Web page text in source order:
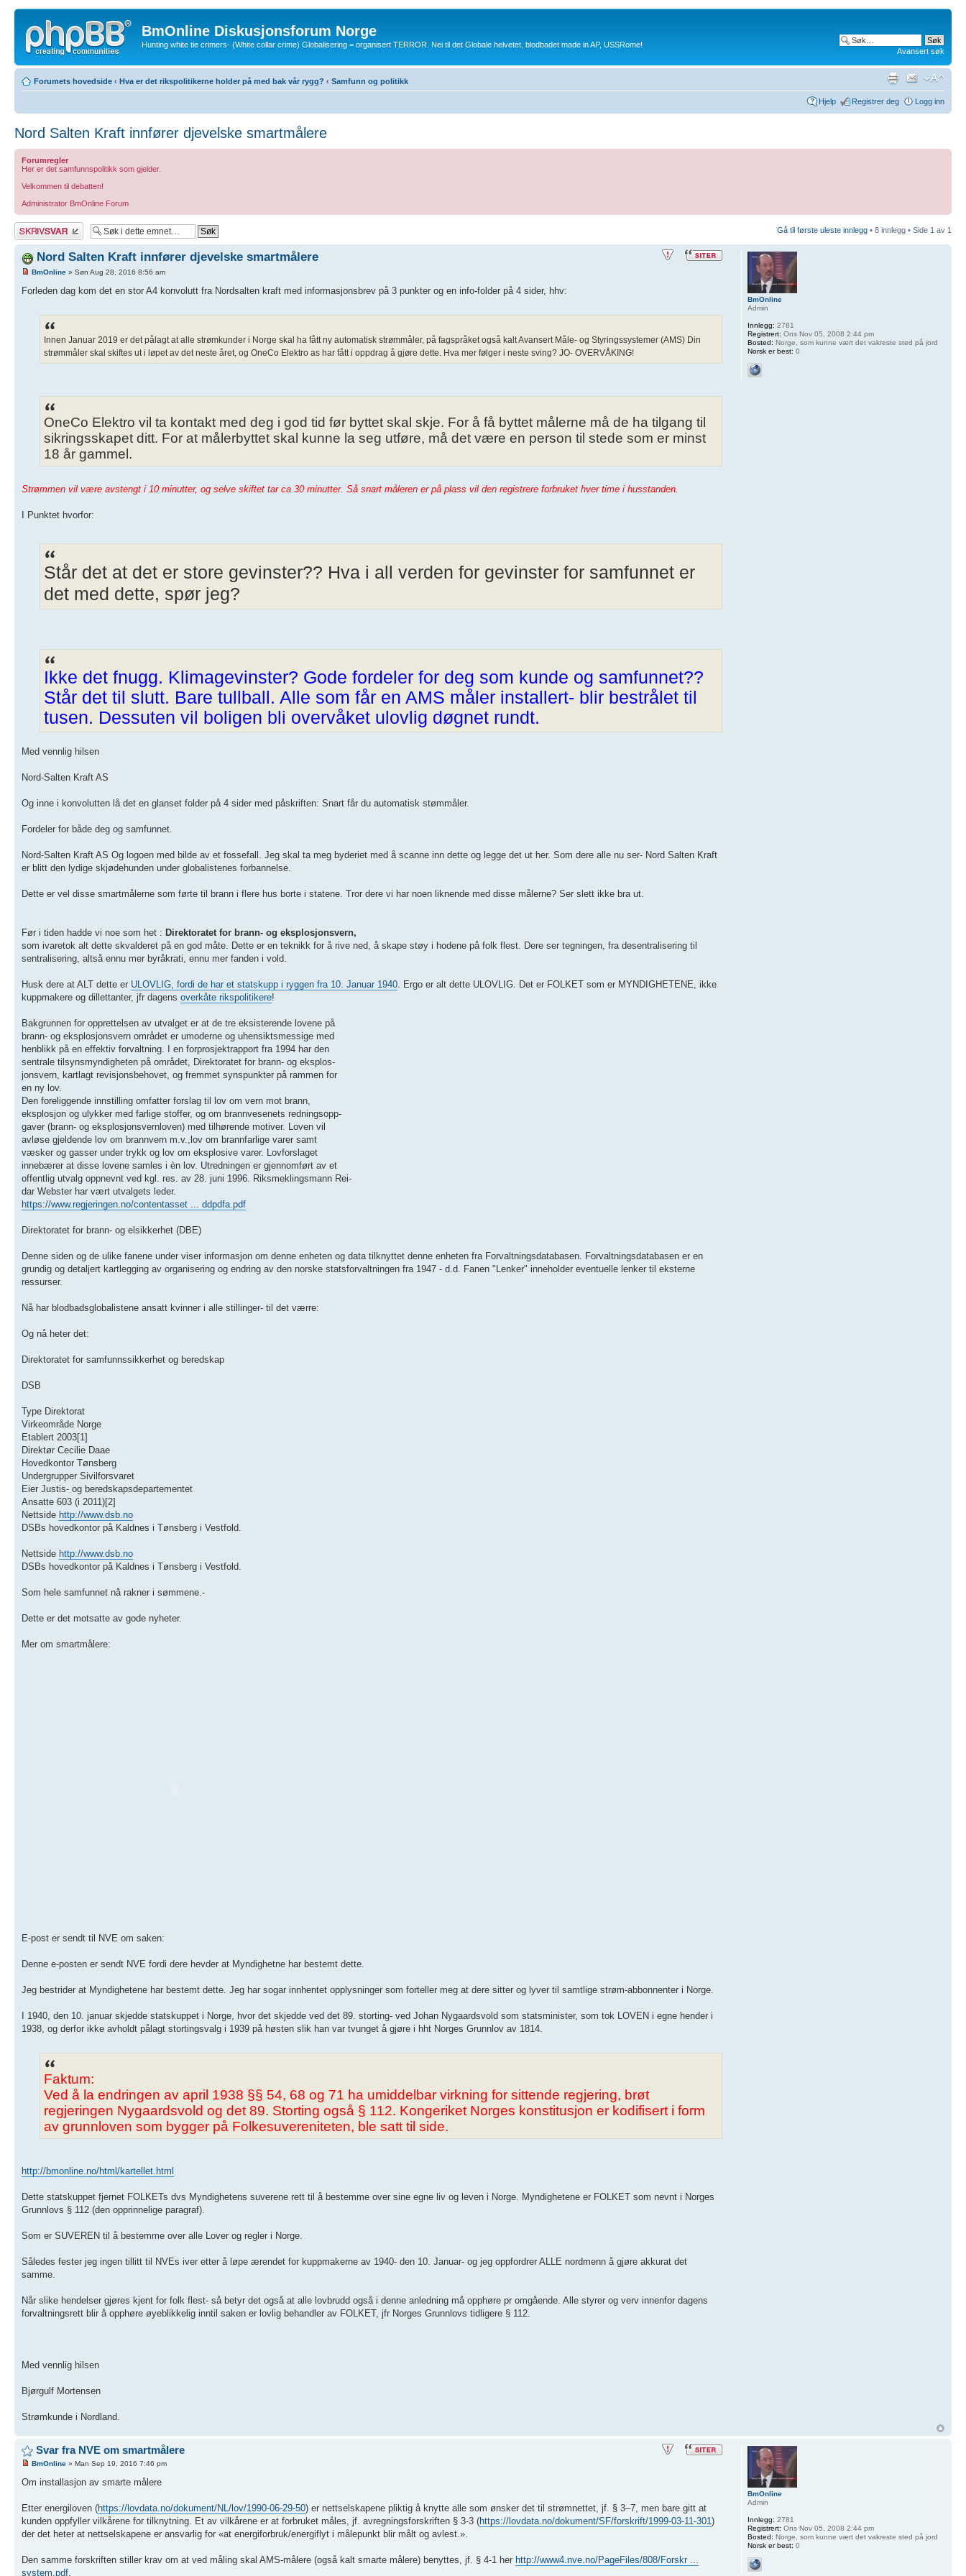
BmOnline Diskusjonsforum Norge
Hunting white tie crimers- (White collar crime) Globalisering = organisert TERROR. Nei til det Globale helvetet, blodbadet made in AP, USSRome!
Avansert søk
Forumets hovedside ‹ Hva er det rikspolitikerne holder på med bak vår rygg? ‹ Samfunn og politikk
Hjelp Registrer deg Logg inn
Nord Salten Kraft innfører djevelske smartmålere
Forumregler
Her er det samfunnspolitikk som gjelder.
Velkommen til debatten!
Administrator BmOnline Forum
Skriv et svar Gå til første uleste innlegg • 8 innlegg • Side 1 av 1
Nord Salten Kraft innfører djevelske smartmålere
BmOnline » Søn Aug 28, 2016 8:56 am
Forleden dag kom det en stor A4 konvolutt fra Nordsalten kraft med informasjonsbrev på 3 punkter og en info-folder på 4 sider, hhv:
Innen Januar 2019 er det pålagt at alle strømkunder i Norge skal ha fått ny automatisk strømmåler, på fagspråket også kalt Avansert Måle- og Styringssystemer (AMS) Din
strømmåler skal skiftes ut i løpet av det neste året, og OneCo Elektro as har fått i oppdrag å gjøre dette. Hva mer følger i neste sving? JO- OVERVÅKING!
OneCo Elektro vil ta kontakt med deg i god tid før byttet skal skje. For å få byttet målerne må de ha tilgang til
sikringsskapet ditt. For at målerbyttet skal kunne la seg utføre, må det være en person til stede som er minst
18 år gammel.
Strømmen vil være avstengt i 10 minutter, og selve skiftet tar ca 30 minutter. Så snart måleren er på plass vil den registrere forbruket hver time i husstanden.
I Punktet hvorfor:
Står det at det er store gevinster?? Hva i all verden for gevinster for samfunnet er
det med dette, spør jeg?
Ikke det fnugg. Klimagevinster? Gode fordeler for deg som kunde og samfunnet??
Står det til slutt. Bare tullball. Alle som får en AMS måler installert- blir bestrålet til
tusen. Dessuten vil boligen bli overvåket ulovlig døgnet rundt.
Med vennlig hilsen
Nord-Salten Kraft AS
Og inne i konvolutten lå det en glanset folder på 4 sider med påskriften: Snart får du automatisk stømmåler.
Fordeler for både deg og samfunnet.
Nord-Salten Kraft AS Og logoen med bilde av et fossefall. Jeg skal ta meg byderiet med å scanne inn dette og legge det ut her. Som dere alle nu ser- Nord Salten Kraft
er blitt den lydige skjødehunden under globalistenes forbannelse.
Dette er vel disse smartmålerne som førte til brann i flere hus borte i statene. Tror dere vi har noen liknende med disse målerne? Ser slett ikke bra ut.
Før i tiden hadde vi noe som het : Direktoratet for brann- og eksplosjonsvern,
som ivaretok alt dette skvalderet på en god måte. Dette er en teknikk for å rive ned, å skape støy i hodene på folk flest. Dere ser tegningen, fra desentralisering til
sentralisering, altså ennu mer byråkrati, ennu mer fanden i vold.
Husk dere at ALT dette er ULOVLIG, fordi de har et statskupp i ryggen fra 10. Januar 1940 . Ergo er alt dette ULOVLIG. Det er FOLKET som er MYNDIGHETENE, ikke
kuppmakere og dillettanter, jfr dagens overkåte rikspolitikere!
Bakgrunnen for opprettelsen av utvalget er at de tre eksisterende lovene på
brann- og eksplosjonsvern området er umoderne og uhensiktsmessige med
henblikk på en effektiv forvaltning. I en forprosjektrapport fra 1994 har den
sentrale tilsynsmyndigheten på området, Direktoratet for brann- og eksplos-
jonsvern, kartlagt revisjonsbehovet, og fremmet synspunkter på rammen for
en ny lov.
Den foreliggende innstilling omfatter forslag til lov om vern mot brann,
eksplosjon og ulykker med farlige stoffer, og om brannvesenets redningsopp-
gaver (brann- og eksplosjonsvernloven) med tilhørende motiver. Loven vil
avløse gjeldende lov om brannvern m.v.,lov om brannfarlige varer samt
væsker og gasser under trykk og lov om eksplosive varer. Lovforslaget
innebærer at disse lovene samles i èn lov. Utredningen er gjennomført av et
offentlig utvalg oppnevnt ved kgl. res. av 28. juni 1996. Riksmeklingsmann Rei-
dar Webster har vært utvalgets leder.
https://www.regjeringen.no/contentasset ... ddpdfa.pdf
Direktoratet for brann- og elsikkerhet (DBE)
Denne siden og de ulike fanene under viser informasjon om denne enheten og data tilknyttet denne enheten fra Forvaltningsdatabasen. Forvaltningsdatabasen er en
grundig og detaljert kartlegging av organisering og endring av den norske statsforvaltningen fra 1947 - d.d. Fanen "Lenker" inneholder eventuelle lenker til eksterne
ressurser.
Nå har blodbadsglobalistene ansatt kvinner i alle stillinger- til det værre:
Og nå heter det:
Direktoratet for samfunnssikkerhet og beredskap
DSB
Type Direktorat
Virkeområde Norge
Etablert 2003[1]
Direktør Cecilie Daae
Hovedkontor Tønsberg
Undergrupper Sivilforsvaret
Eier Justis- og beredskapsdepartementet
Ansatte 603 (i 2011)[2]
Nettside http://www.dsb.no
DSBs hovedkontor på Kaldnes i Tønsberg i Vestfold.
Nettside http://www.dsb.no
DSBs hovedkontor på Kaldnes i Tønsberg i Vestfold.
Som hele samfunnet nå rakner i sømmene.-
Dette er det motsatte av gode nyheter.
Mer om smartmålere:
E-post er sendt til NVE om saken:
Denne e-posten er sendt NVE fordi dere hevder at Myndighetne har bestemt dette.
Jeg bestrider at Myndighetene har bestemt dette. Jeg har sogar innhentet opplysninger som forteller meg at dere sitter og lyver til samtlige strøm-abbonnenter i Norge.
I 1940, den 10. januar skjedde statskuppet i Norge, hvor det skjedde ved det 89. storting- ved Johan Nygaardsvold som statsminister, som tok LOVEN i egne hender i
1938, og derfor ikke avholdt pålagt stortingsvalg i 1939 på høsten slik han var tvunget å gjøre i hht Norges Grunnlov av 1814.
Faktum:
Ved å la endringen av april 1938 §§ 54, 68 og 71 ha umiddelbar virkning for sittende regjering, brøt
regjeringen Nygaardsvold og det 89. Storting også § 112. Kongeriket Norges konstitusjon er kodifisert i form
av grunnloven som bygger på Folkesuvereniteten, ble satt til side.
http://bmonline.no/html/kartellet.html
Dette statskuppet fjernet FOLKETs dvs Myndighetens suverene rett til å bestemme over sine egne liv og leven i Norge. Myndighetene er FOLKET som nevnt i Norges
Grunnlovs § 112 (den opprinnelige paragraf).
Som er SUVEREN til å bestemme over alle Lover og regler i Norge.
Således fester jeg ingen tillitt til NVEs iver etter å løpe ærendet for kuppmakerne av 1940- den 10. Januar- og jeg oppfordrer ALLE nordmenn å gjøre akkurat det
samme.
Når slike hendelser gjøres kjent for folk flest- så betyr det også at alle lovbrudd også i denne anledning må opphøre pr omgående. Alle styrer og verv innenfor dagens
forvaltningsrett blir å opphøre øyeblikkelig inntil saken er lovlig behandler av FOLKET, jfr Norges Grunnlovs tidligere § 112.
Med vennlig hilsen
Bjørgulf Mortensen
Strømkunde i Nordland.
BmOnline
Admin
Innlegg: 2781
Registrert: Ons Nov 05, 2008 2:44 pm
Bosted: Norge, som kunne vært det vakreste sted på jord
Norsk er best: 0
Svar fra NVE om smartmålere
BmOnline » Man Sep 19, 2016 7:46 pm
Om installasjon av smarte målere
Etter energiloven (https://lovdata.no/dokument/NL/lov/1990-06-29-50) er nettselskapene pliktig å knytte alle som ønsker det til strømnettet, jf. § 3–7, men bare gitt at
kunden oppfyller vilkårene for tilknytning. Et av vilkårene er at forbruket måles, jf. avregningsforskriften § 3-3 (https://lovdata.no/dokument/SF/forskrift/1999-03-11-301)
der det heter at nettselskapene er ansvarlig for «at energiforbruk/energiflyt i målepunkt blir målt og avlest.».
Den samme forskriften stiller krav om at ved måling skal AMS-målere (også kalt smarte målere) benyttes, jf. § 4-1 her http://www4.nve.no/PageFiles/808/Forskr ...
system.pdf.
BmOnline
Admin
Innlegg: 2781
Registrert: Ons Nov 05, 2008 2:44 pm
Bosted: Norge, som kunne vært det vakreste sted på jord
Norsk er best: 0